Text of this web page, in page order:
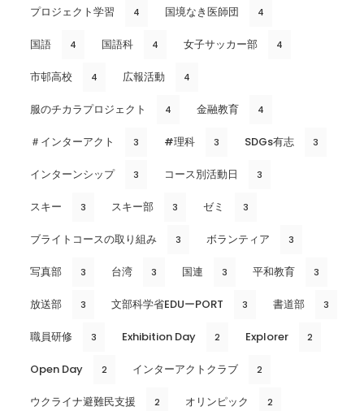
プロジェクト学習 4 国境なき医師団 4
国語 4 国語科 4 女子サッカー部 4
市邨高校 4 広報活動 4
服のチカラプロジェクト 4 金融教育 4
＃インターアクト 3 #理科 3 SDGs有志 3
インターンシップ 3 コース別活動日 3
スキー 3 スキー部 3 ゼミ 3
ブライトコースの取り組み 3 ボランティア 3
写真部 3 台湾 3 国連 3 平和教育 3
放送部 3 文部科学省EDUーPORT 3 書道部 3
職員研修 3 Exhibition Day 2 Explorer 2
Open Day 2 インターアクトクラブ 2
ウクライナ避難民支援 2 オリンピック 2